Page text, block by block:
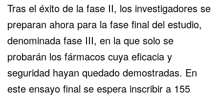
Tras el éxito de la fase II, los investigadores se
preparan ahora para la fase final del estudio,
denominada fase III, en la que solo se
probarán los fármacos cuya eficacia y
seguridad hayan quedado demostradas. En
este ensayo final se espera inscribir a 155